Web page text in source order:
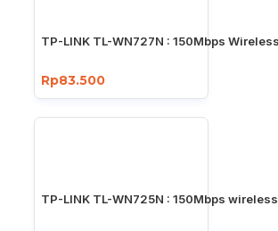
TP-LINK TL-WN727N : 150Mbps
Rp83.500
TP-LINK TL-WN725N : 150Mbps